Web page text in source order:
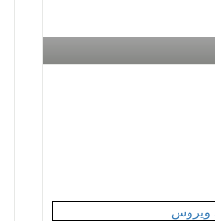
ویروس